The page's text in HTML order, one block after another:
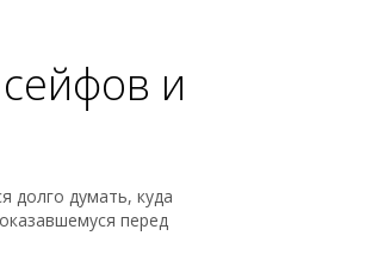
и
долго думать, куда
перед